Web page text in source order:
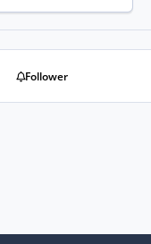
Follower